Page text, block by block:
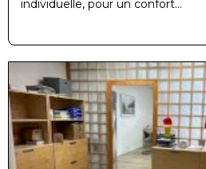
individuelle, pour un confort...